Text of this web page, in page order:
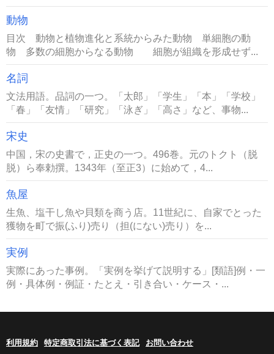
動物
目次 動物と植物進化と系統からみた動物 単細胞の動
物 多数の細胞からなる動物 細胞が組織を形成せず...
名詞
文法用語。品詞の一つ。「太郎」「学生」「本」「学校」
「春」「友情」「研究」「泳ぎ」「高さ」など、事物...
宋史
中国，宋の史書で，正史の一つ。496巻。元のトクト（脱
脱）ら奉勅撰。1343年（至正3）に始めて，4...
魚屋
生魚、塩干し魚や貝類を商う店。11世紀に、自家でとった
獲物を町で振(ふり)売り（担(にない)売り）を...
実例
実際にあった事例。「実例を挙げて説明する」[類語]例・一
例・具体例・例証・たとえ・引き合い・ケース・...
利用規約 特定商取引法に基づく表記 お問い合わせ